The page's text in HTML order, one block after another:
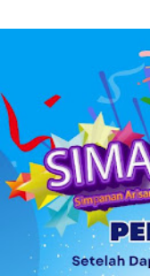
kebutuhan dasar
berharga daripada
mungkin dapat
tidak dapat tidur,
saja. Bagi yang sakit
merasakan
merasa aman,
hidupnya. Secara
bahasa Arab yang
dengan iman dan